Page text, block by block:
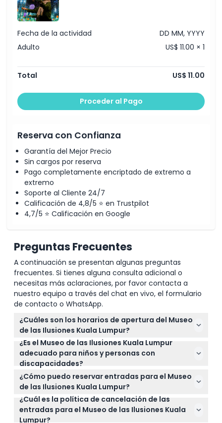
Fecha de la actividad
DD MM, YYYY
Adulto
US$ 11.00 × 1
Total US$ 11.00
Proceder al Pago
Reserva con Confianza
Garantía del Mejor Precio
Sin cargos por reserva
Pago completamente encriptado de extremo a
extremo
Soporte al Cliente 24/7
Calificación de 4,8/5 ⭐ en Trustpilot
4,7/5 ⭐ Calificación en Google
Preguntas Frecuentes
A continuación se presentan algunas preguntas
frecuentes. Si tienes alguna consulta adicional o
necesitas más aclaraciones, por favor contacta a
nuestro equipo a través del chat en vivo, el formulario
de contacto o WhatsApp.
¿Cuáles son los horarios de apertura del Museo
de las Ilusiones Kuala Lumpur?
El Museo de las Ilusiones Kuala Lumpur está abierto
diariamente de 10:00 AM a 10:00 PM. Puede
consultar la disponibilidad específica y reservar su
entrada en línea aquí en este sitio web (sujeto a
cambios — por favor confirme al momento de la
reserva).
¿Es el Museo de las Ilusiones Kuala Lumpur
adecuado para niños y personas con
discapacidades?
Sí, el museo es apto para familias y accesible para
todos, incluidos niños, personas mayores, personas
con cochecitos y aquellos con discapacidades. Los
niños de 0 a 17 años deben ir acompañados de un
adulto que pague, y los niños de 0 a 4 años tienen
¿Cómo puedo reservar entradas para el Museo
de las Ilusiones Kuala Lumpur?
Puede reservar sus entradas cómodamente en
línea aquí mismo en este sitio web. Se recomienda
reservar con anticipación para asegurar la fecha y
¿Cuál es la política de cancelación de las
entradas para el Museo de las Ilusiones Kuala
Lumpur?